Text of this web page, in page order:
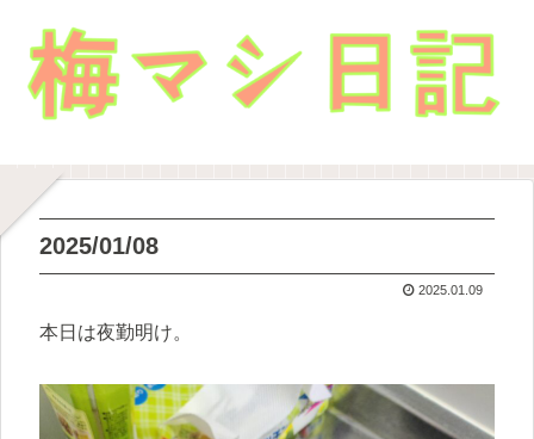
2025/01/08
2025.01.09
本日は夜勤明け。